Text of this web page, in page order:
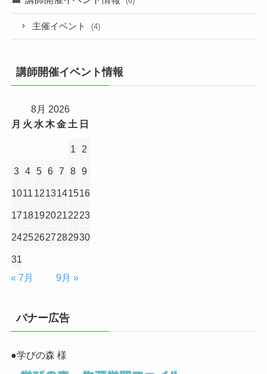
主催イベント (4)
講師開催イベント情報
8月 2026
月 火 水木金 土 日
1 2
3 4 5 6 7 8 9
1011 1213141516
17181920212223
24252627282930
31
« 7月
9月 »
バナー広告
●学びの森 様